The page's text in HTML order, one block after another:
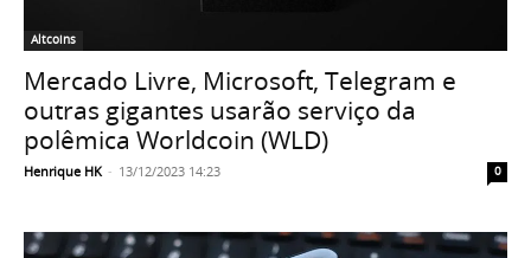
Altcoins
Mercado Livre, Microsoft, Telegram e
outras gigantes usarão serviço da
polêmica Worldcoin (WLD)
Henrique HK - 13/12/2023 14:23 0